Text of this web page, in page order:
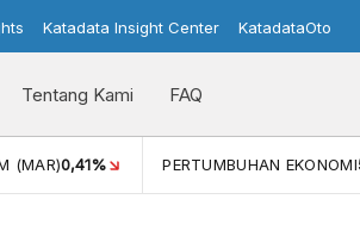
Katadata Insight Center KatadataOto
Tentang Kami FAQ
(MAR)0,41% PERTUMBUHAN EKONOMI